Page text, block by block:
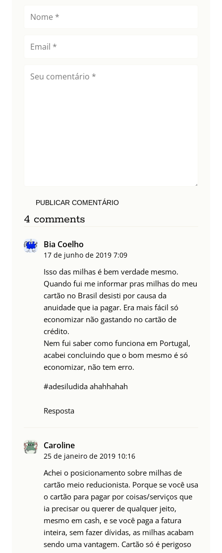
PUBLICAR COMENTÁRIO
4 comments
Bia Coelho
17 de junho de 2019 7:09
Isso das milhas é bem verdade mesmo.
Quando fui me informar pras milhas do meu
cartão no Brasil desisti por causa da
anuidade que ia pagar. Era mais fácil só
economizar não gastando no cartão de
crédito.
Nem fui saber como funciona em Portugal,
acabei concluindo que o bom mesmo é só
economizar, não tem erro.
#adesiludida ahahhahah
Resposta
Caroline
25 de janeiro de 2019 10:16
Achei o posicionamento sobre milhas de
cartão meio reducionista. Porque se você usa
o cartão para pagar por coisas/serviços que
ia precisar ou querer de qualquer jeito,
mesmo em cash, e se você paga a fatura
inteira, sem fazer dívidas, as milhas acabam
sendo uma vantagem. Cartão só é perigoso